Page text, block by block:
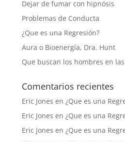
Dejar de fumar con hipnósis
Problemas de Conducta
¿Que es una Regresión?
Aura o Bioenergía, Dra. Hunt
Que buscan los hombres en
Comentarios recientes
Eric Jones en ¿Que es una
Eric Jones en ¿Que es una
Eric Jones en ¿Que es una